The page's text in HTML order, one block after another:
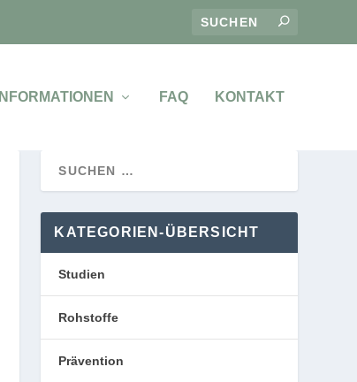
INFORMATIONEN FAQ KONTAKT
KATEGORIEN-ÜBERSICHT
Studien
Rohstoffe
Prävention